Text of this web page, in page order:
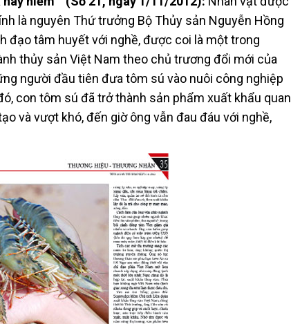
là nguyên Thứ trưởng Bộ Thủy sản Nguyễn Hồng
đạo tâm huyết với nghề, được coi là một trong
thủy sản Việt Nam theo chủ trương đổi mới của
người đầu tiên đưa tôm sú vào nuôi công nghiệp
con tôm sú đã trở thành sản phẩm xuất khẩu quan
và vượt khó, đến giờ ông vẫn đau đáu với nghề,